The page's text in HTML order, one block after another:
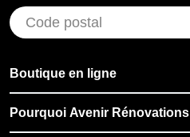
Boutique en ligne
Pourquoi Avenir Rénovations